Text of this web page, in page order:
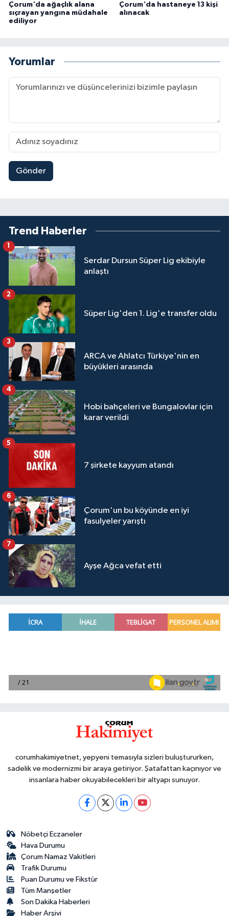
Çorum'da ağaçlık alana
sıçrayan yangına müdahale
ediliyor
Çorum'da hastaneye 13 kişi
alınacak
Yorumlar
Gönder
Trend Haberler
Serdar Dursun Süper Lig ekibiyle
anlaştı
Süper Lig'den 1. Lig'e transfer oldu
2
ARCA ve Ahlatcı Türkiye'nin en
büyükleri arasında
3
Hobi bahçeleri ve Bungalovlar için
karar verildi
4
7 şirkete kayyum atandı
5
Çorum'un bu köyünde en iyi
fasulyeler yarıştı
6
Ayşe Ağca vefat etti
7
corumhakimiyetnet, yepyeni temasıyla sizleri buluştururken,
sadelik ve modernizmi bir araya getiriyor. Şatafattan kaçınıyor ve
insanlara haber okuyabilecekleri bir altyapı sunuyor.
Nöbetçi Eczaneler
Hava Durumu
Çorum Namaz Vakitleri
Trafik Durumu
Puan Durumu ve Fikstür
Tüm Manşetler
Son Dakika Haberleri
Haber Arşivi